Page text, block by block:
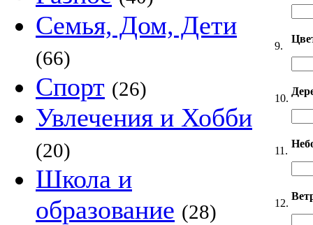
Семья, Дом, Дети
(66)
Спорт (26)
Увлечения и Хобби
(20)
Школа и
образование (28)
9.
10.
11.
12.